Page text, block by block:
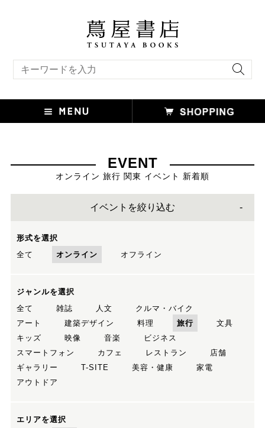
EVENT
オンライン 旅行 関東 イベント 新着順
イベントを絞り込む
形式を選択
全て
オンライン オフライン
ジャンルを選択
全て
雑誌 人文
クルマ・バイク
アート
建築デザイン 料理 旅行
文具
キッズ
映像 音楽
ビジネス
スマートフォン
カフェ レストラン
店舗
ギャラリー
T-SITE 美容・健康
家電
アウトドア
エリアを選択